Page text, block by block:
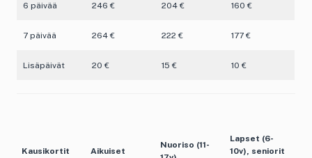
6 päivää 246 € 204 € 160 €
7 päivää 264 € 222 € 177 €
Lisäpäivät 20 € 15 € 10 €
Kausikortit Aikuiset
Nuoriso (11-
Lapset (6-
10v), seniorit